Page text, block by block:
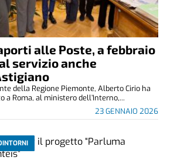
alle Poste, a febbraio
servizio anche
23 GENNAIO 2026
della Regione Piemonte, Alberto Cirio ha
a Roma, al ministero dell’Interno,...